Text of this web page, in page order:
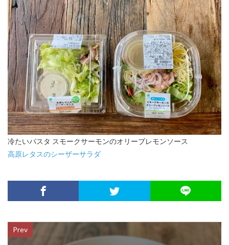
冷たいパスタ スモークサーモンのオリーブレモンソース
高原レタスのシーザーサラダ
Prev